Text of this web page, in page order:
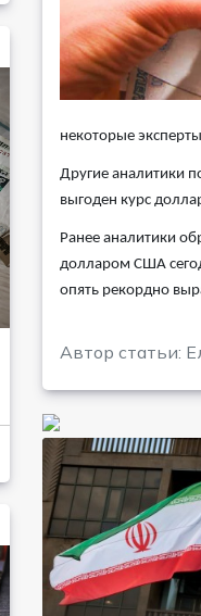
некоторые
Другие аналитики
выгоден курс
Ранее аналитики
долларом США
опять рекордно
Автор статьи: